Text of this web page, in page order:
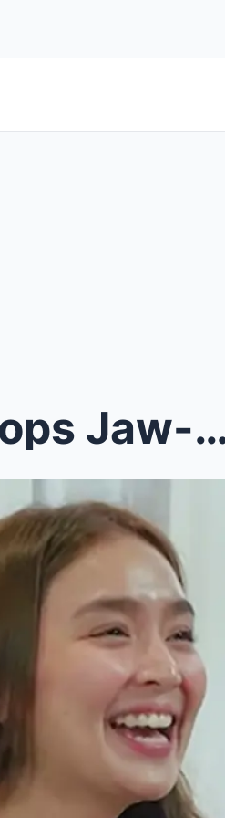
0MG! Alden Richards Drops Jaw-